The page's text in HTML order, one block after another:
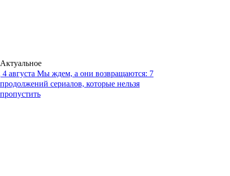
Актуальное
4 августа Мы ждем, а они возвращаются: 7
продолжений сериалов, которые нельзя
пропустить